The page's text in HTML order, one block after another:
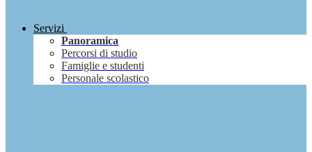
Servizi
Panoramica
Percorsi di studio
Famiglie e studenti
Personale scolastico